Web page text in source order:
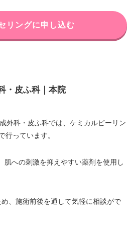
リングに申し込む
・皮ふ科｜本院
外科・皮ふ科では、ケミカルピーリン
行っています。
肌への刺激を抑えやすい薬剤を使用し
、施術前後を通して気軽に相談がで